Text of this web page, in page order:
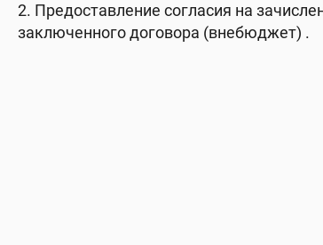
2. Предоставление согласия на
заключенного договора (внебюджет) .